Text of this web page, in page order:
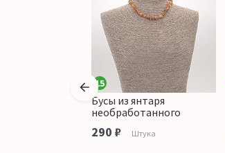
15
Бусы из янтаря
необработанного
290 ₽ Штука